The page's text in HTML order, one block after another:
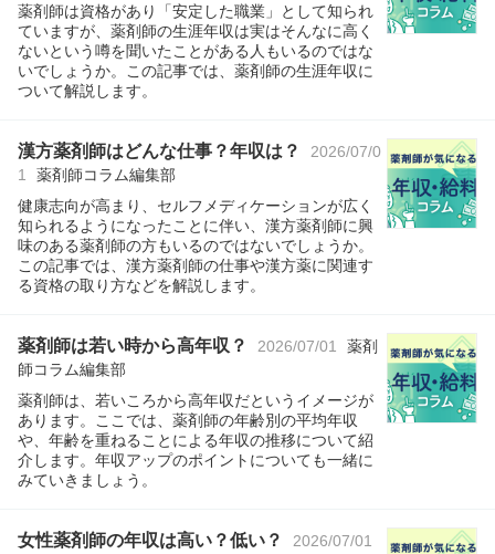
薬剤師は資格があり「安定した職業」として知られ
ていますが、薬剤師の生涯年収は実はそんなに高く
ないという噂を聞いたことがある人もいるのではな
いでしょうか。この記事では、薬剤師の生涯年収に
ついて解説します。
漢方薬剤師はどんな仕事？年収は？
2026/07/0
1
薬剤師コラム編集部
健康志向が高まり、セルフメディケーションが広く
知られるようになったことに伴い、漢方薬剤師に興
味のある薬剤師の方もいるのではないでしょうか。
この記事では、漢方薬剤師の仕事や漢方薬に関連す
る資格の取り方などを解説します。
薬剤師は若い時から高年収？ 2026/07/01
薬剤
師コラム編集部
薬剤師は、若いころから高年収だというイメージが
あります。ここでは、薬剤師の年齢別の平均年収
や、年齢を重ねることによる年収の推移について紹
介します。年収アップのポイントについても一緒に
みていきましょう。
女性薬剤師の年収は高い？低い？
2026/07/01